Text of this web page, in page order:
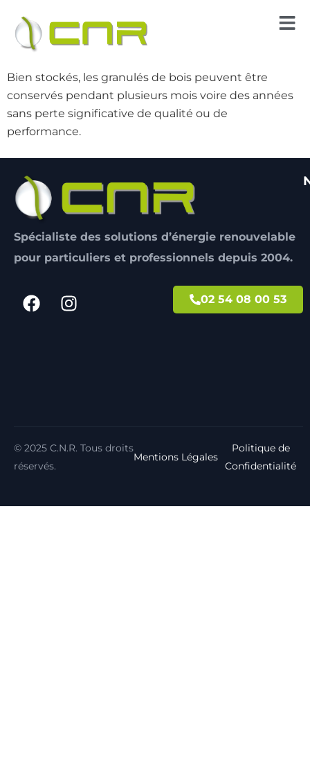
Bien stockés, les granulés de bois peuvent être
conservés pendant plusieurs mois voire des années
sans perte significative de qualité ou de
performance.
Spécialiste des solutions d’énergie renouvelable
pour particuliers et professionnels depuis 2004.
02 54 08 00 53
© 2025 C.N.R. Tous droits
réservés.
Mentions Légales
Politique de
Confidentialité